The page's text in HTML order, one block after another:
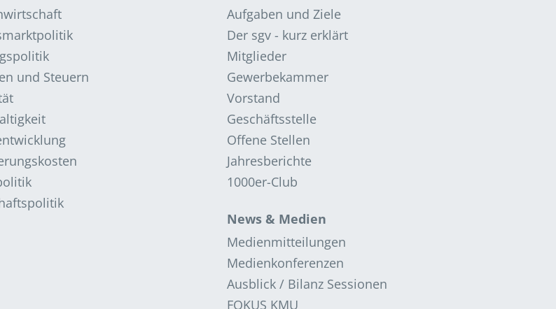
und Steuern
Aufgaben und Ziele
Der sgv - kurz erklärt
Mitglieder
Gewerbekammer
Vorstand
Geschäftsstelle
Offene Stellen
Jahresberichte
1000er-Club
News & Medien
Medienmitteilungen
Medienkonferenzen
Ausblick / Bilanz Sessionen
FOKUS KMU